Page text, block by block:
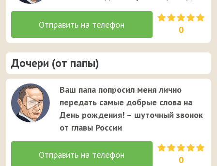
0
Дочери (от папы)
Ваш папа попросил меня лично
передать самые добрые слова на
День рождения! – шуточный звонок
от главы России
0